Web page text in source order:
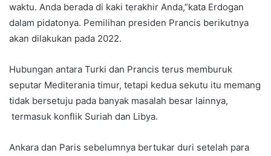
waktu. Anda berada di kaki terakhir Anda,”kata Erdogan
dalam pidatonya. Pemilihan presiden Prancis berikutnya
akan dilakukan pada 2022.
Hubungan antara Turki dan Prancis terus memburuk
seputar Mediterania timur, tetapi kedua sekutu itu memang
tidak bersetuju pada banyak masalah besar lainnya,
termasuk konflik Suriah dan Libya.
Ankara dan Paris sebelumnya bertukar duri setelah para